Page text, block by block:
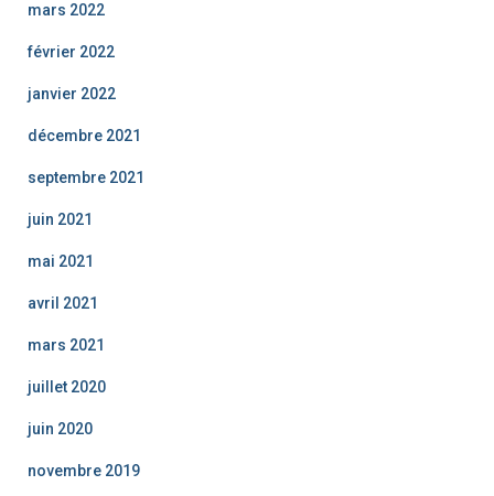
mars 2022
février 2022
janvier 2022
décembre 2021
septembre 2021
juin 2021
mai 2021
avril 2021
mars 2021
juillet 2020
juin 2020
novembre 2019